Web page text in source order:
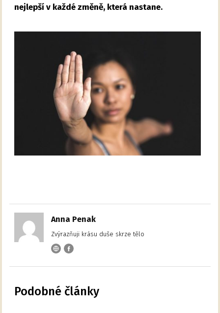
nejlepší v každé změně, která nastane.
Anna Penak
Zvýrazňuji krásu duše skrze tělo
Podobné články